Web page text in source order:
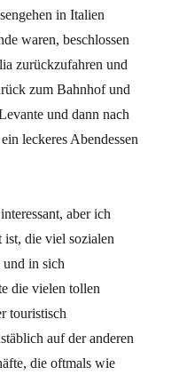
in Italien
waren, beschlossen
zurückzufahren und
zum Bahnhof und
und dann nach
leckeres Abendessen
aber ich
ist, die viel sozialen
in sich
die vielen tollen
touristisch
auf der anderen
die oftmals wie